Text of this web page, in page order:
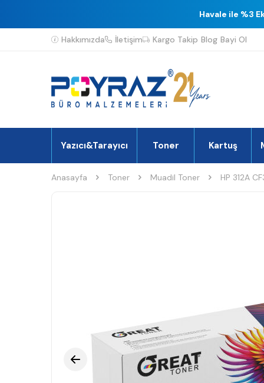
Havale ile %3
Hakkımızda İletişim Kargo Takip Blog Bayi Ol
Yazıcı&Tarayıcı Toner Kartuş
Anasayfa Toner Muadil Toner HP 312A